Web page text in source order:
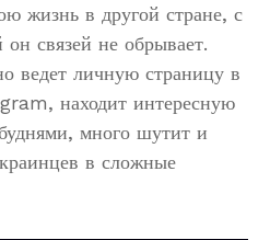
жизнь в другой стране, с
он связей не обрывает.
ведет личную страницу в
находит интересную
много шутит и
в сложные